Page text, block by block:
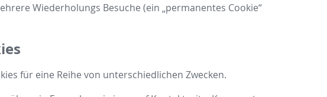
Wiederholungs Besuche (ein „permanentes Cookie“
für eine Reihe von unterschiedlichen Zwecken.